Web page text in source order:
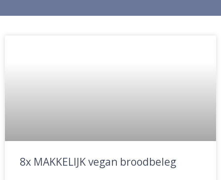
8x MAKKELIJK vegan broodbeleg